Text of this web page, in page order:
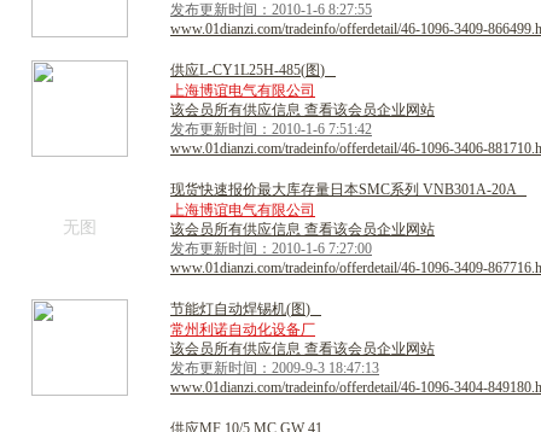
发布更新时间：2010-1-6 8:27:55
www.01dianzi.com/tradeinfo/offerdetail/46-1096-3409-
供应L-CY1L25H-485(图)
上海博谊电气有限公司
该会员所有供应信息 查看该会员企业网站
发布更新时间：2010-1-6 7:51:42
www.01dianzi.com/tradeinfo/offerdetail/46-1096-3406-
无图
现货快速报价最大库存量日 本SMC系列 VNB301A-20A
上海博谊电气有限公司
该会员所有供应信息 查看该会员企业网站
发布更新时间：2010-1-6 7:27:00
www.01dianzi.com/tradeinfo/offerdetail/46-1096-3409-
节能灯自动焊锡机(图)
常州利诺自动化设备厂
该会员所有供应信息 查看该会员企业网站
发布更新时间：2009-9-3 18:47:13
www.01dianzi.com/tradeinfo/offerdetail/46-1096-3404-
供应MF 10/5 MC GW 41